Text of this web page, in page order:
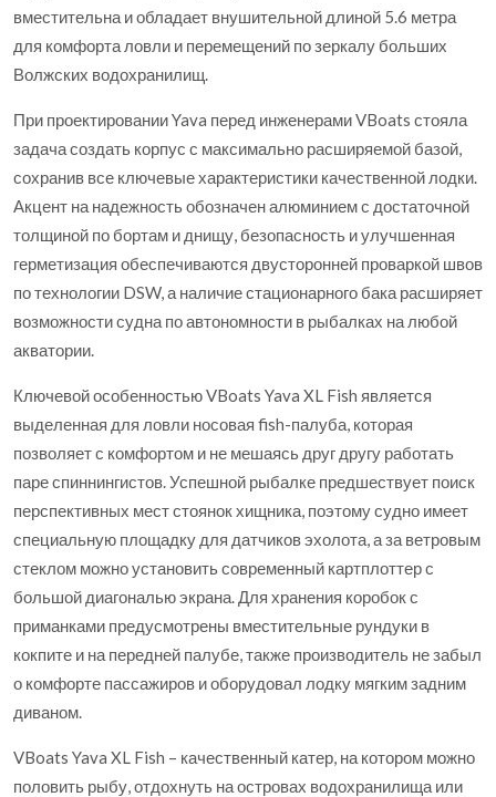
вместительна и обладает внушительной длиной 5.6 метра
для комфорта ловли и перемещений по зеркалу больших
Волжских водохранилищ.
При проектировании Yava перед инженерами VBoats стояла
задача создать корпус с максимально расширяемой базой,
сохранив все ключевые характеристики качественной лодки.
Акцент на надежность обозначен алюминием с достаточной
толщиной по бортам и днищу, безопасность и улучшенная
герметизация обеспечиваются двусторонней проваркой швов
по технологии DSW, а наличие стационарного бака расширяет
возможности судна по автономности в рыбалках на любой
акватории.
Ключевой особенностью VBoats Yava XL Fish является
выделенная для ловли носовая fish-палуба, которая
позволяет с комфортом и не мешаясь друг другу работать
паре спиннингистов. Успешной рыбалке предшествует поиск
перспективных мест стоянок хищника, поэтому судно имеет
специальную площадку для датчиков эхолота, а за ветровым
стеклом можно установить современный картплоттер с
большой диагональю экрана. Для хранения коробок с
приманками предусмотрены вместительные рундуки в
кокпите и на передней палубе, также производитель не забыл
о комфорте пассажиров и оборудовал лодку мягким задним
диваном.
VBoats Yava XL Fish – качественный катер, на котором можно
половить рыбу, отдохнуть на островах водохранилища или